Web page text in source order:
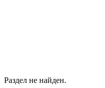
Раздел не найден.